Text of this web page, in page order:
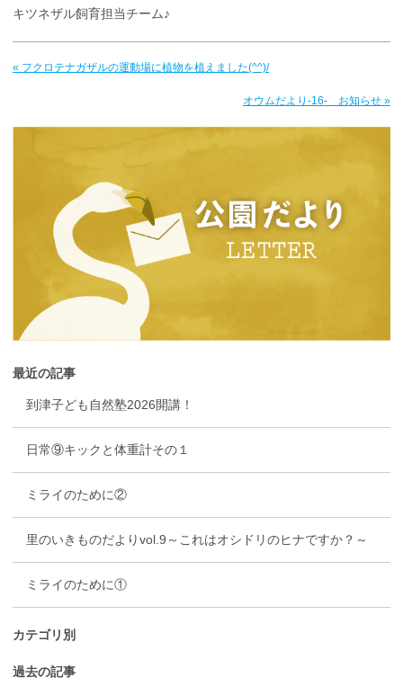
キツネザル飼育担当チーム♪
« フクロテナガザルの運動場に植物を植えました(^^)/
オウムだより-16- お知らせ »
最近の記事
到津子ども自然塾2026開講！
日常⑨キックと体重計その１
ミライのために②
里のいきものだよりvol.9～これはオシドリのヒナですか？～
ミライのために①
カテゴリ別
過去の記事